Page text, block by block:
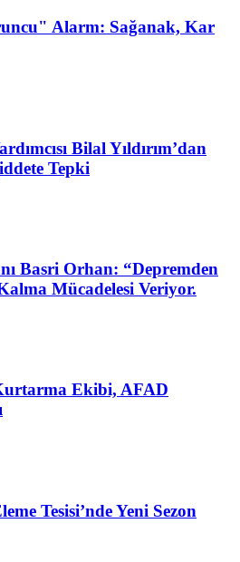
Alarm: Sağanak, Kar
Bilal Yıldırım’dan
Tepki
Basri Orhan: “Depremden
Mücadelesi Veriyor.
Ekibi, AFAD
Tesisi’nde Yeni Sezon